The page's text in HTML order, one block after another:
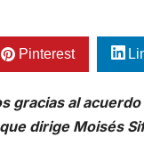
Pinterest
gracias al
dirige Moisés